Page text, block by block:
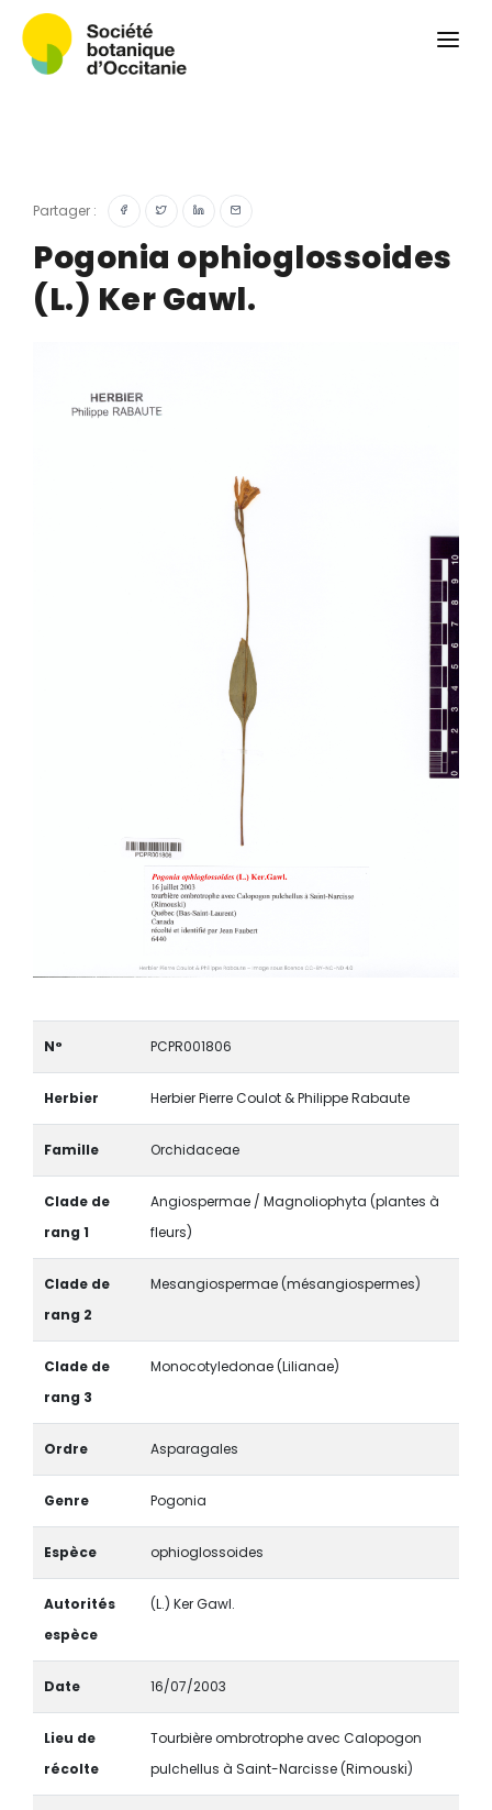
Herbier PCPR
Ressources
Contact
Partager :
Pogonia ophioglossoides
(L.) Ker Gawl.
N° PCPR001806
Herbier Herbier Pierre Coulot & Philippe Rabaute
Famille Orchidaceae
Clade de
rang 1
Angiospermae / Magnoliophyta (plantes à
fleurs)
Clade de
rang 2
Mesangiospermae (mésangiospermes)
Clade de
rang 3
Monocotyledonae (Lilianae)
Ordre Asparagales
Genre Pogonia
Espèce ophioglossoides
Autorités
espèce
(L.) Ker Gawl.
Date 16/07/2003
Lieu de
récolte
Tourbière ombrotrophe avec Calopogon
pulchellus à Saint-Narcisse (Rimouski)